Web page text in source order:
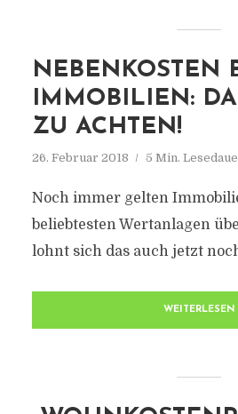
NEBENKOSTEN
IMMOBILIEN:
ZU ACHTEN!
26. Februar 2018 5 Min.
Noch immer gelten
beliebtesten Wertanlagen
lohnt sich das auch jetzt
WEITERLESEN